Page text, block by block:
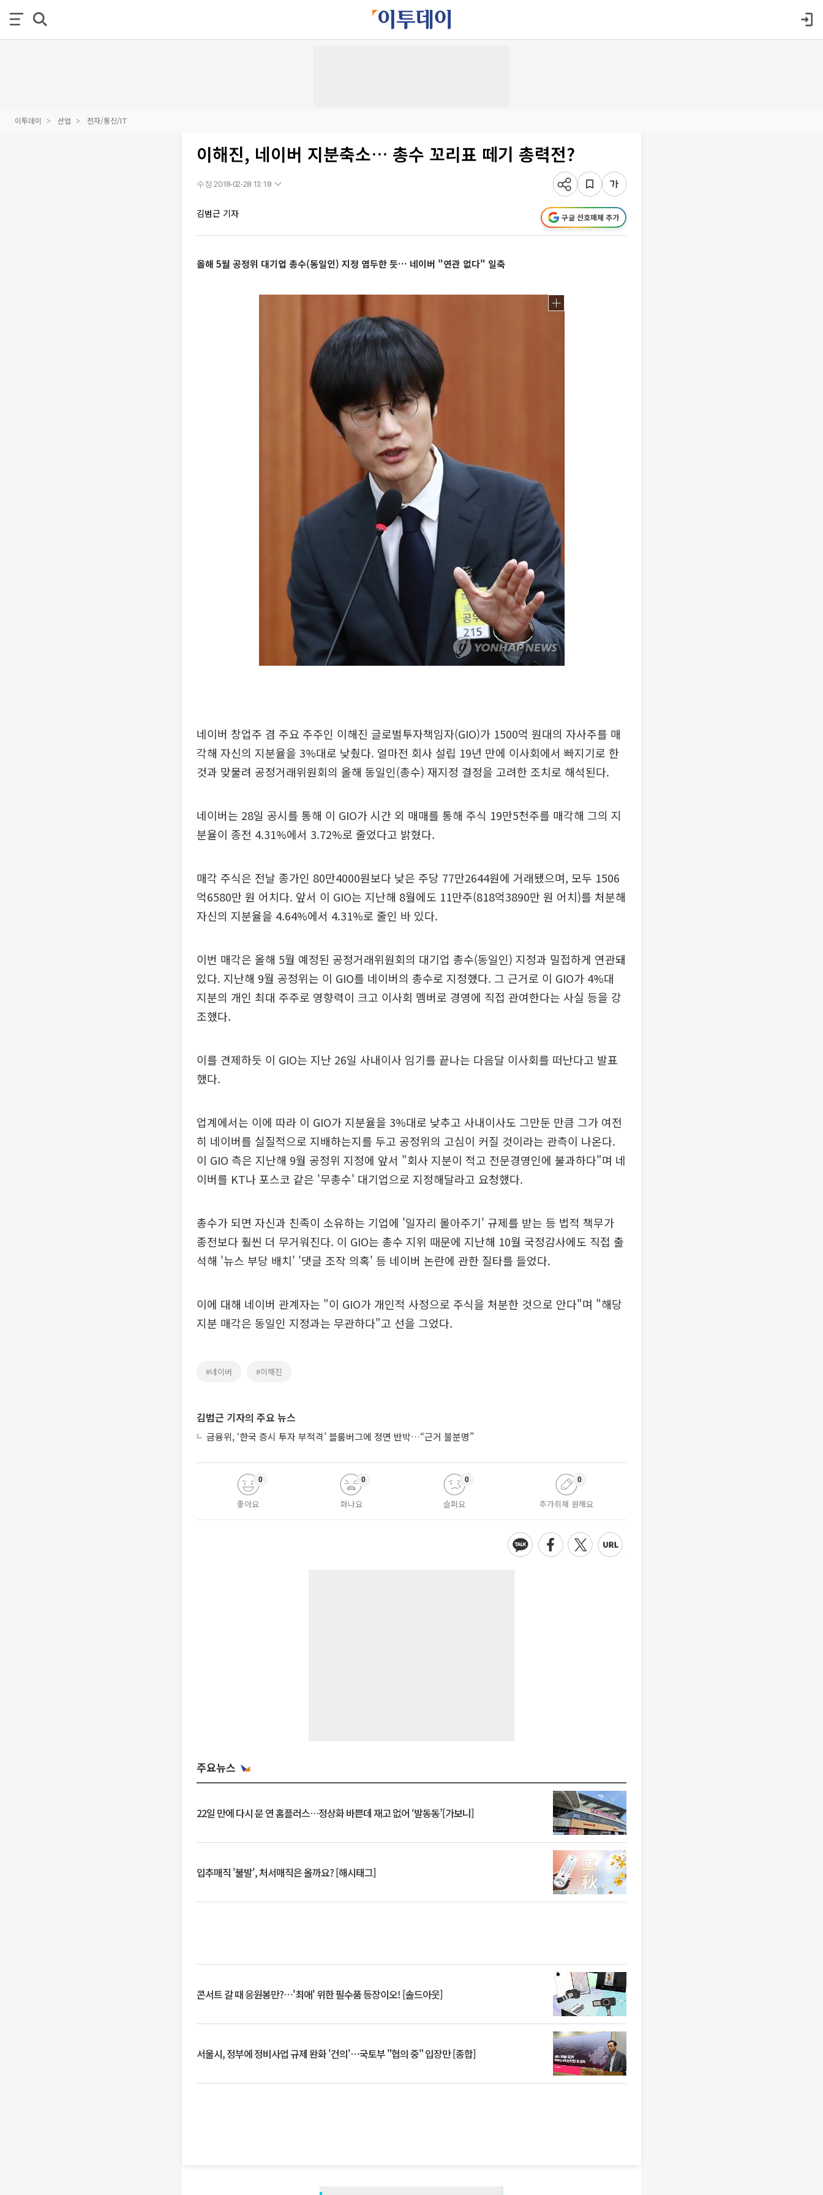
이투데이 산업 전자/통신/IT
이해진, 네이버 지분축소… 총수 꼬리표 떼기 총력전?
수정 2018-02-28 13:18
김범근 기자 구글 선호매체 추가
올해 5월 공정위 대기업 총수(동일인) 지정 염두한 듯… 네이버 "연관 없다" 일축
네이버 창업주 겸 주요 주주인 이해진 글로벌투자책임자(GIO)가 1500억 원대의 자사주를 매
각해 자신의 지분율을 3%대로 낮췄다. 얼마전 회사 설립 19년 만에 이사회에서 빠지기로 한
것과 맞물려 공정거래위원회의 올해 동일인(총수) 재지정 결정을 고려한 조치로 해석된다.
네이버는 28일 공시를 통해 이 GIO가 시간 외 매매를 통해 주식 19만5천주를 매각해 그의 지
분율이 종전 4.31%에서 3.72%로 줄었다고 밝혔다.
매각 주식은 전날 종가인 80만4000원보다 낮은 주당 77만2644원에 거래됐으며, 모두 1506
억6580만 원 어치다. 앞서 이 GIO는 지난해 8월에도 11만주(818억3890만 원 어치)를 처분해
자신의 지분율을 4.64%에서 4.31%로 줄인 바 있다.
이번 매각은 올해 5월 예정된 공정거래위원회의 대기업 총수(동일인) 지정과 밀접하게 연관돼
있다. 지난해 9월 공정위는 이 GIO를 네이버의 총수로 지정했다. 그 근거로 이 GIO가 4%대
지분의 개인 최대 주주로 영향력이 크고 이사회 멤버로 경영에 직접 관여한다는 사실 등을 강
조했다.
이를 견제하듯 이 GIO는 지난 26일 사내이사 임기를 끝나는 다음달 이사회를 떠난다고 발표
했다.
업계에서는 이에 따라 이 GIO가 지분율을 3%대로 낮추고 사내이사도 그만둔 만큼 그가 여전
히 네이버를 실질적으로 지배하는지를 두고 공정위의 고심이 커질 것이라는 관측이 나온다.
이 GIO 측은 지난해 9월 공정위 지정에 앞서 "회사 지분이 적고 전문경영인에 불과하다"며 네
이버를 KT나 포스코 같은 '무총수' 대기업으로 지정해달라고 요청했다.
총수가 되면 자신과 친족이 소유하는 기업에 '일자리 몰아주기' 규제를 받는 등 법적 책무가
종전보다 훨씬 더 무거워진다. 이 GIO는 총수 지위 때문에 지난해 10월 국정감사에도 직접 출
석해 '뉴스 부당 배치' '댓글 조작 의혹' 등 네이버 논란에 관한 질타를 들었다.
이에 대해 네이버 관계자는 "이 GIO가 개인적 사정으로 주식을 처분한 것으로 안다"며 "해당
지분 매각은 동일인 지정과는 무관하다"고 선을 그었다.
#네이버 #이해진
김범근 기자의 주요 뉴스
금융위, ‘한국 증시 투자 부적격’ 블룸버그에 정면 반박…“근거 불분명”
좋아요
0
화나요
0
슬퍼요
0
추가취재 원해요
0
주요뉴스
22일 만에 다시 문 연 홈플러스…정상화 바쁜데 재고 없어 ‘발동동’[가보니]
입추매직 '불발', 처서매직은 올까요? [해시태그]
콘서트 갈 때 응원봉만?⋯'최애' 위한 필수품 등장이오! [솔드아웃]
서울시, 정부에 정비사업 규제 완화 '건의'⋯국토부 "협의 중" 입장만 [종합]